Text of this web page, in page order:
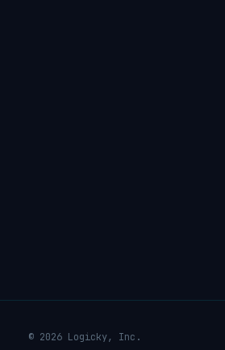
© 2026 Logicky, Inc.